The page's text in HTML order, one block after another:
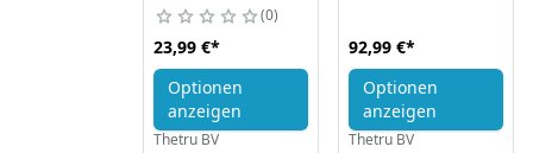
0
23,99 €*
Optionen
anzeigen
Thetru BV
92,99 €*
Optionen
anzeigen
Thetru BV